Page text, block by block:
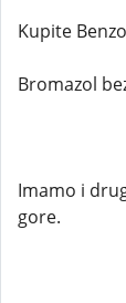
Kupite
Bromazol
Imamo i
gore.